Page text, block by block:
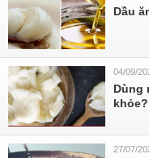
Dầu
04/09/
Dùng
khỏe?
27/07/